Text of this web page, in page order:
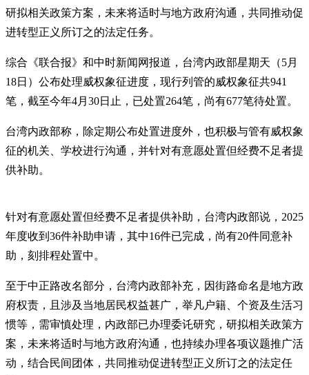
研拟相关政策方案，未来将适时与地方政府沟通，共同推动促
进转型正义所订之的法定任务。
综合《联合报》和中时新闻网报道，台湾内政部星期天（5月
18日）公布处理威权象征进度，现行列管的威权象征共941
笔，截至今年4月30日止，已处置264笔，尚有677笔待处置。
台湾内政部称，除定期公布处置进度外，也积极与管有威权象
征的机关、学校进行沟通，并针对有意愿处置但经费不足者提
供补助。
针对有意愿处置但经费不足者提供补助，台湾内政部说，2025
年度收到36件补助申请，其中16件已完成，尚有20件同意补
助，刻排程处置中。
至于中正路改名部分，台湾内政部补充，因街路命名是地方政
府权责，且涉及当地居民权益甚广，举凡户籍、个资及生活习
惯等，需审慎处理，内政部已办理委讬研究，研拟相关政策方
案，未来将适时与地方政府沟通，也持续办理各项议题推广活
动，结合民间团体，共同推动促进转型正义所订之的法定任